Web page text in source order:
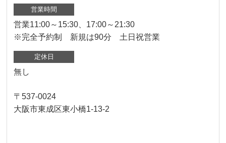
営業時間
営業11:00～15:30、17:00～21:30
※完全予約制 新規は90分 土日祝営業
定休日
無し
〒537-0024
大阪市東成区東小橋1-13-2